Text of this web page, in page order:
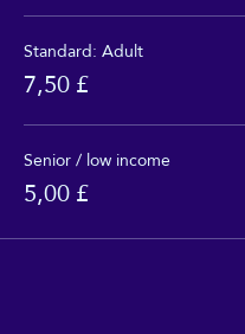
Standard: Adult
7,50 £
Senior / low income
5,00 £